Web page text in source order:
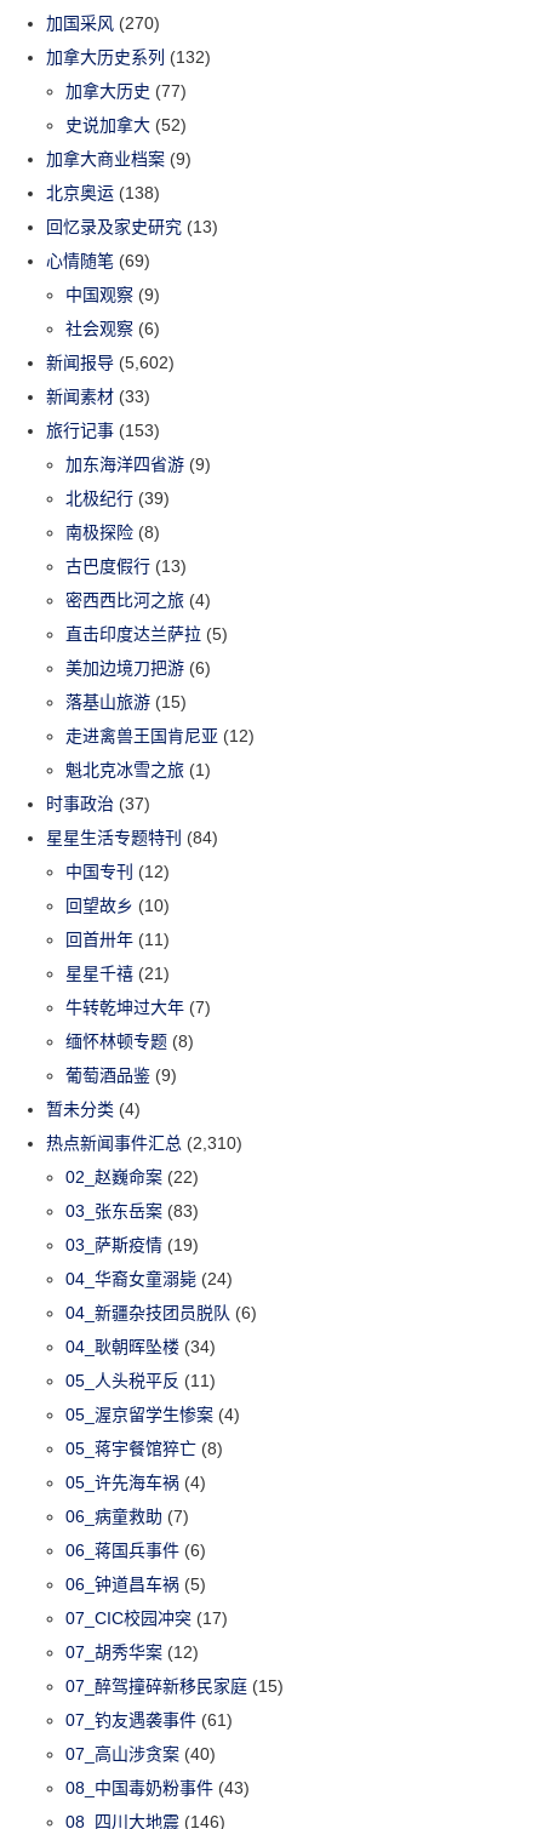
加国采风 (270)
加拿大历史系列 (132)
加拿大历史 (77)
史说加拿大 (52)
加拿大商业档案 (9)
北京奥运 (138)
回忆录及家史研究 (13)
心情随笔 (69)
中国观察 (9)
社会观察 (6)
新闻报导 (5,602)
新闻素材 (33)
旅行记事 (153)
加东海洋四省游 (9)
北极纪行 (39)
南极探险 (8)
古巴度假行 (13)
密西西比河之旅 (4)
直击印度达兰萨拉 (5)
美加边境刀把游 (6)
落基山旅游 (15)
走进禽兽王国肯尼亚 (12)
魁北克冰雪之旅 (1)
时事政治 (37)
星星生活专题特刊 (84)
中国专刊 (12)
回望故乡 (10)
回首卅年 (11)
星星千禧 (21)
牛转乾坤过大年 (7)
缅怀林顿专题 (8)
葡萄酒品鉴 (9)
暂未分类 (4)
热点新闻事件汇总 (2,310)
02_赵巍命案 (22)
03_张东岳案 (83)
03_萨斯疫情 (19)
04_华裔女童溺毙 (24)
04_新疆杂技团员脱队 (6)
04_耿朝晖坠楼 (34)
05_人头税平反 (11)
05_渥京留学生惨案 (4)
05_蒋宇餐馆猝亡 (8)
05_许先海车祸 (4)
06_病童救助 (7)
06_蒋国兵事件 (6)
06_钟道昌车祸 (5)
07_CIC校园冲突 (17)
07_胡秀华案 (12)
07_醉驾撞碎新移民家庭 (15)
07_钓友遇袭事件 (61)
07_高山涉贪案 (40)
08_中国毒奶粉事件 (43)
08_四川大地震 (146)